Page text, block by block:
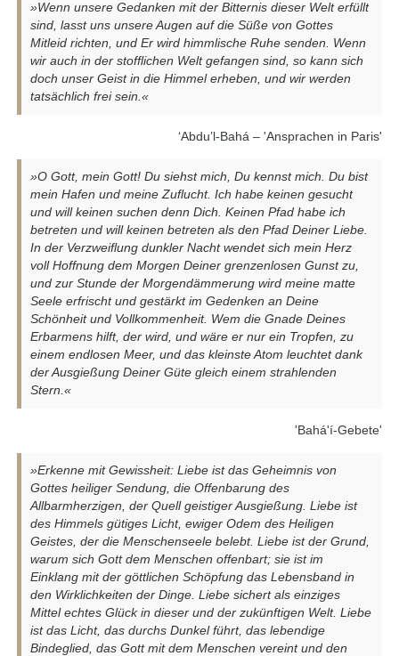
»Wenn unsere Gedanken mit der Bitternis dieser Welt erfüllt
sind, lasst uns unsere Augen auf die Süße von Gottes
Mitleid richten, und Er wird himmlische Ruhe senden. Wenn
wir auch in der stofflichen Welt gefangen sind, so kann sich
doch unser Geist in die Himmel erheben, und wir werden
tatsächlich frei sein.«
‘Abdu’l-Bahá – 'Ansprachen in Paris'
»O Gott, mein Gott! Du siehst mich, Du kennst mich. Du bist
mein Hafen und meine Zuflucht. Ich habe keinen gesucht
und will keinen suchen denn Dich. Keinen Pfad habe ich
betreten und will keinen betreten als den Pfad Deiner Liebe.
In der Verzweiflung dunkler Nacht wendet sich mein Herz
voll Hoffnung dem Morgen Deiner grenzenlosen Gunst zu,
und zur Stunde der Morgendämmerung wird meine matte
Seele erfrischt und gestärkt im Gedenken an Deine
Schönheit und Vollkommenheit. Wem die Gnade Deines
Erbarmens hilft, der wird, und wäre er nur ein Tropfen, zu
einem endlosen Meer, und das kleinste Atom leuchtet dank
der Ausgießung Deiner Güte gleich einem strahlenden
Stern.«
'Bahá'í-Gebete'
»Erkenne mit Gewissheit: Liebe ist das Geheimnis von
Gottes heiliger Sendung, die Offenbarung des
Allbarmherzigen, der Quell geistiger Ausgießung. Liebe ist
des Himmels gütiges Licht, ewiger Odem des Heiligen
Geistes, der die Menschenseele belebt. Liebe ist der Grund,
warum sich Gott dem Menschen offenbart; sie ist im
Einklang mit der göttlichen Schöpfung das Lebensband in
den Wirklichkeiten der Dinge. Liebe sichert als einziges
Mittel echtes Glück in dieser und der zukünftigen Welt. Liebe
ist das Licht, das durchs Dunkel führt, das lebendige
Bindeglied, das Gott mit dem Menschen vereint und den